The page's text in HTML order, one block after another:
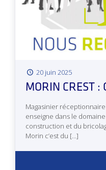
20 juin 2025
MORIN CREST :
Magasinier réceptionnaire
enseigne dans le
construction et du
Morin c’est du […]